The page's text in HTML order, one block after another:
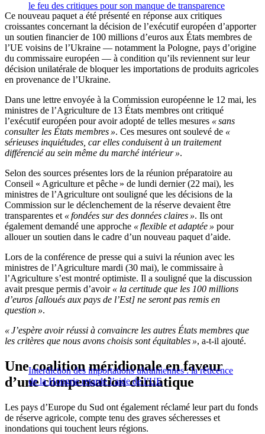
le feu des critiques pour son manque de transparence
Ce nouveau paquet a été présenté en réponse aux critiques
croissantes concernant la décision de l’exécutif européen d’apporter
un soutien financier de 100 millions d’euros aux États membres de
l’UE voisins de l’Ukraine — notamment la Pologne, pays d’origine
du commissaire européen — à condition qu’ils reviennent sur leur
décision unilatérale de bloquer les importations de produits agricoles
en provenance de l’Ukraine.
Dans une lettre envoyée à la Commission européenne le 12 mai, les
ministres de l’Agriculture de 13 États membres ont critiqué
l’exécutif européen pour avoir adopté de telles mesures « sans
consulter les États membres ». Ces mesures ont soulevé de «
sérieuses inquiétudes, car elles conduisent à un traitement
différencié au sein même du marché intérieur ».
Selon des sources présentes lors de la réunion préparatoire au
Conseil « Agriculture et pêche » de lundi dernier (22 mai), les
ministres de l’Agriculture ont souligné que les décisions de la
Commission sur le déclenchement de la réserve devaient être
transparentes et « fondées sur des données claires ». Ils ont
également demandé une approche « flexible et adaptée » pour
allouer un soutien dans le cadre d’un nouveau paquet d’aide.
Lors de la conférence de presse qui a suivi la réunion avec les
ministres de l’Agriculture mardi (30 mai), le commissaire à
l’Agriculture s’est montré optimiste. Il a souligné que la discussion
avait presque permis d’avoir « la certitude que les 100 millions
d’euros [alloués aux pays de l’Est] ne seront pas remis en
question ».
« J’espère avoir réussi à convaincre les autres États membres que
les critères que nous avons choisis sont équitables », a-t-il ajouté.
Interdiction des importations ukrainiennes : la réticence
de la Hongrie retarde l’aide de l’UE
Une coalition méridionale en faveur
d’une compensation climatique
Les pays d’Europe du Sud ont également réclamé leur part du fonds
de réserve agricole, compte tenu des graves sécheresses et
inondations qui touchent leurs régions.